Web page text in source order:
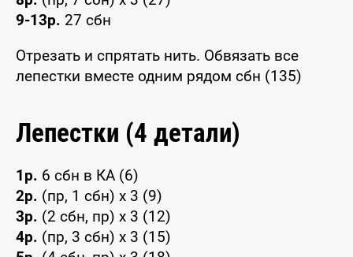
9-13р. 27 сбн
Отрезать и спрятать нить. Обвязать все
лепестки вместе одним рядом сбн (135)
Лепестки (4 детали)
1р. 6 сбн в КА (6)
2р. (пр, 1 сбн) x 3 (9)
3р. (2 сбн, пр) x 3 (12)
4р. (пр, 3 сбн) x 3 (15)